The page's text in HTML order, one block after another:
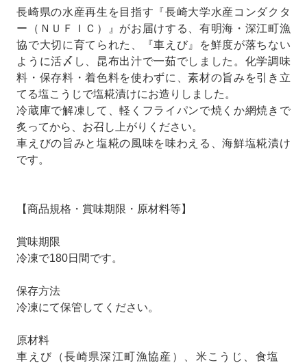
長崎県の水産再生を目指す『長崎大学水産コンダクタ
ー（ＮＵＦＩＣ）』がお届けする、有明海・深江町漁
協で大切に育てられた、『車えび』を鮮度が落ちない
ように活〆し、昆布出汁で一茹でしました。化学調味
料・保存料・着色料を使わずに、素材の旨みを引き立
てる塩こうじで塩糀漬けにお造りしました。
冷蔵庫で解凍して、軽くフライパンで焼くか網焼きで
炙ってから、お召し上がりください。
車えびの旨みと塩糀の風味を味わえる、海鮮塩糀漬け
です。
【商品規格・賞味期限・原材料等】
賞味期限
冷凍で180日間です。
保存方法
冷凍にて保管してください。
原材料
車えび（長崎県深江町漁協産）、米こうじ、食塩